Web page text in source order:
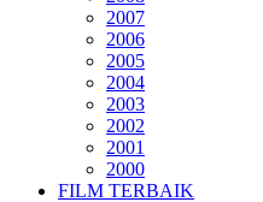
2007
2006
2005
2004
2003
2002
2001
2000
FILM TERBAIK